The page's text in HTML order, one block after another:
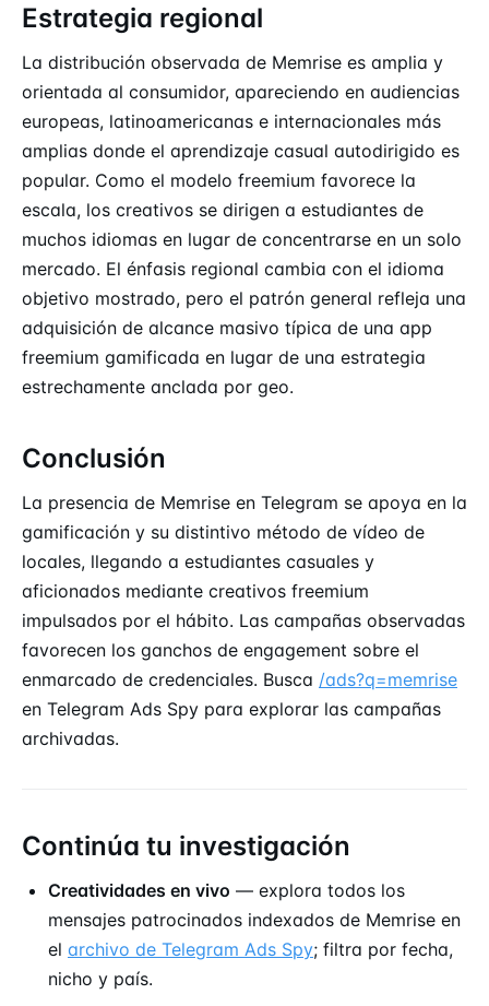
Estrategia regional
La distribución observada de Memrise es amplia y
orientada al consumidor, apareciendo en audiencias
europeas, latinoamericanas e internacionales más
amplias donde el aprendizaje casual autodirigido es
popular. Como el modelo freemium favorece la
escala, los creativos se dirigen a estudiantes de
muchos idiomas en lugar de concentrarse en un solo
mercado. El énfasis regional cambia con el idioma
objetivo mostrado, pero el patrón general refleja una
adquisición de alcance masivo típica de una app
freemium gamificada en lugar de una estrategia
estrechamente anclada por geo.
Conclusión
La presencia de Memrise en Telegram se apoya en la
gamificación y su distintivo método de vídeo de
locales, llegando a estudiantes casuales y
aficionados mediante creativos freemium
impulsados por el hábito. Las campañas observadas
favorecen los ganchos de engagement sobre el
enmarcado de credenciales. Busca /ads?q=memrise
en Telegram Ads Spy para explorar las campañas
archivadas.
Continúa tu investigación
Creatividades en vivo — explora todos los
mensajes patrocinados indexados de Memrise en
el archivo de Telegram Ads Spy; filtra por fecha,
nicho y país.